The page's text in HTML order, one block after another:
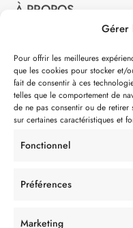
Gérer
Pour offrir les meilleures
que les cookies pour stocker et/
fait de consentir à ces
telles que le comportement de
de ne pas consentir ou de retirer
sur certaines caractéristiques et
Fonctionnel
Préférences
Marketing
À PROPOS
Notre philosophie
Contact
Partenaire de: